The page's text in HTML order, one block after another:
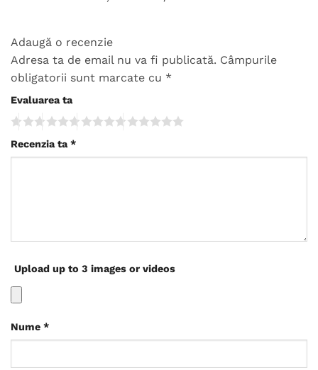
Adaugă o recenzie
Adresa ta de email nu va fi publicată. Câmpurile
obligatorii sunt marcate cu *
Evaluarea ta
Recenzia ta *
Upload up to 3 images or videos
Nume *